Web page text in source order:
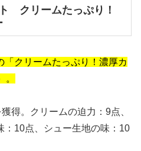
クリームたっぷり！
「クリームたっぷり！濃厚カ
得。クリームの迫力：9点、
：10点、シュー生地の味：10